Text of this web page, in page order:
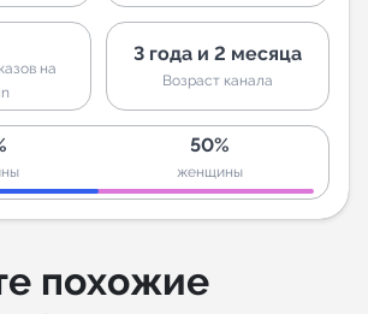
на
3 года и 2 месяца
Возраст канала
50%
женщины
похожие